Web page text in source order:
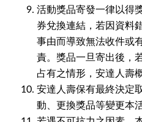
活動獎品寄發一律以得
券兌換連結，若因資料
事由而導致無法收件或
責。獎品一旦寄出後，
占有之情形，安達人壽
安達人壽保有最終決定
動、更換獎品等變更本